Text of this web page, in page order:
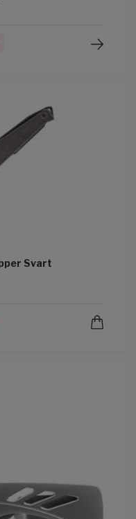
Svart